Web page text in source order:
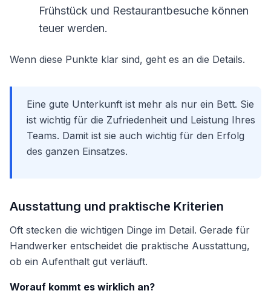
Frühstück und Restaurantbesuche können
teuer werden.
Wenn diese Punkte klar sind, geht es an die Details.
Eine gute Unterkunft ist mehr als nur ein Bett. Sie
ist wichtig für die Zufriedenheit und Leistung Ihres
Teams. Damit ist sie auch wichtig für den Erfolg
des ganzen Einsatzes.
Ausstattung und praktische Kriterien
Oft stecken die wichtigen Dinge im Detail. Gerade für
Handwerker entscheidet die praktische Ausstattung,
ob ein Aufenthalt gut verläuft.
Worauf kommt es wirklich an?